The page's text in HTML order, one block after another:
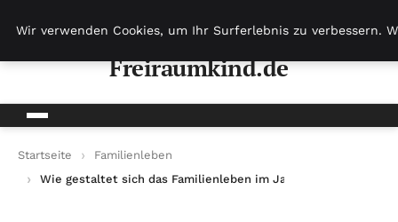
Freiraumkind.de
Startseite
Familienleben
Wie gestaltet sich das Familienleben im Jahr 2025?
Wir verwenden Cookies, um Ihr Surferlebnis zu